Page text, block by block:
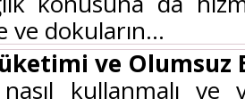
dokuların...
ve Olumsuz
kullanmalı ve